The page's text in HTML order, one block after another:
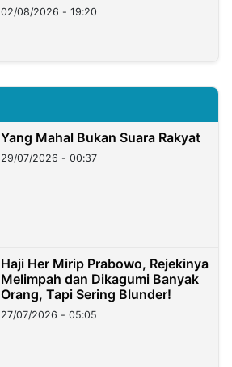
02/08/2026 - 19:20
Yang Mahal Bukan Suara Rakyat
29/07/2026 - 00:37
Haji Her Mirip Prabowo, Rejekinya
Melimpah dan Dikagumi Banyak
Orang, Tapi Sering Blunder!
27/07/2026 - 05:05